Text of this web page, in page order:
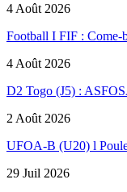
4 Août 2026
Football I FIF : Come-
4 Août 2026
D2 Togo (J5) :
2 Août 2026
UFOA-B (U20) l
29 Juil 2026